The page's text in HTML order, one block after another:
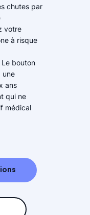
chutes par
votre
à risque
bouton
une
ans
qui ne
médical